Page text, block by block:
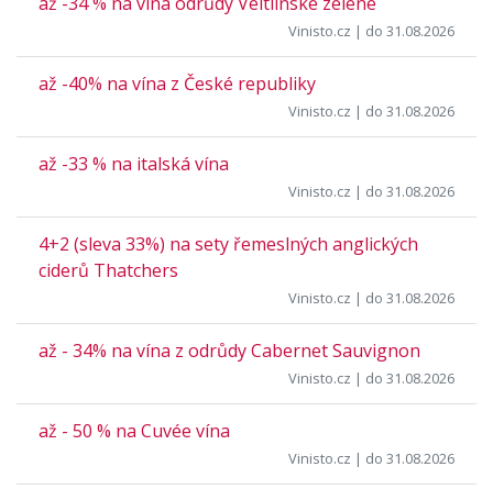
Vinisto.cz | do 31.08.2026
až -40% na vína z České republiky
Vinisto.cz | do 31.08.2026
až -33 % na italská vína
Vinisto.cz | do 31.08.2026
4+2 (sleva 33%) na sety řemeslných anglických
ciderů Thatchers
Vinisto.cz | do 31.08.2026
až - 34% na vína z odrůdy Cabernet Sauvignon
Vinisto.cz | do 31.08.2026
až - 50 % na Cuvée vína
Vinisto.cz | do 31.08.2026